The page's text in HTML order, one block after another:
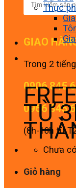
GIAO
Trong 2
0906 845
0966 845
(8h-18h từ
Chưa
Giỏ hàng
Thực
TỪ